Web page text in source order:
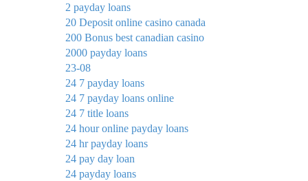
2 payday loans
20 Deposit online casino canada
200 Bonus best canadian casino
2000 payday loans
23-08
24 7 payday loans
24 7 payday loans online
24 7 title loans
24 hour online payday loans
24 hr payday loans
24 pay day loan
24 payday loans